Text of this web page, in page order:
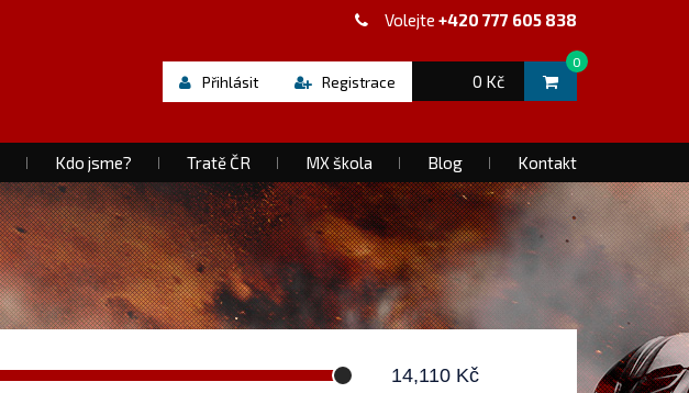
Volejte +420 777 605 838
0 Kč
0
Přihlásit Registrace
Kdo jsme? Tratě ČR MX škola Blog Kontakt
14,110Kč